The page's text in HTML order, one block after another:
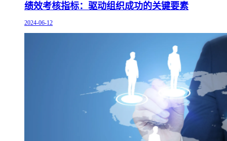
绩效考核指标：驱动组织成功的关键要素
2024-06-12